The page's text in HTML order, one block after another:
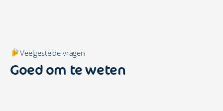
Veelgestelde vragen
Goed om te weten